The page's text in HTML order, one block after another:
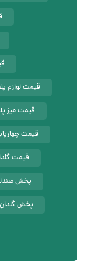
قیمت لوازم
قیمت میز
قیمت
قیمت
پخش
پخش